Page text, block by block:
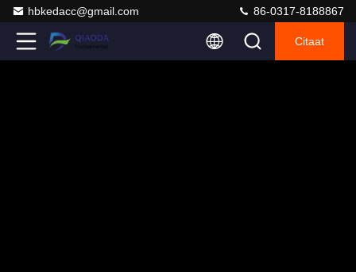
hbkedacc@gmail.com 86-0317-8188867
Citaat